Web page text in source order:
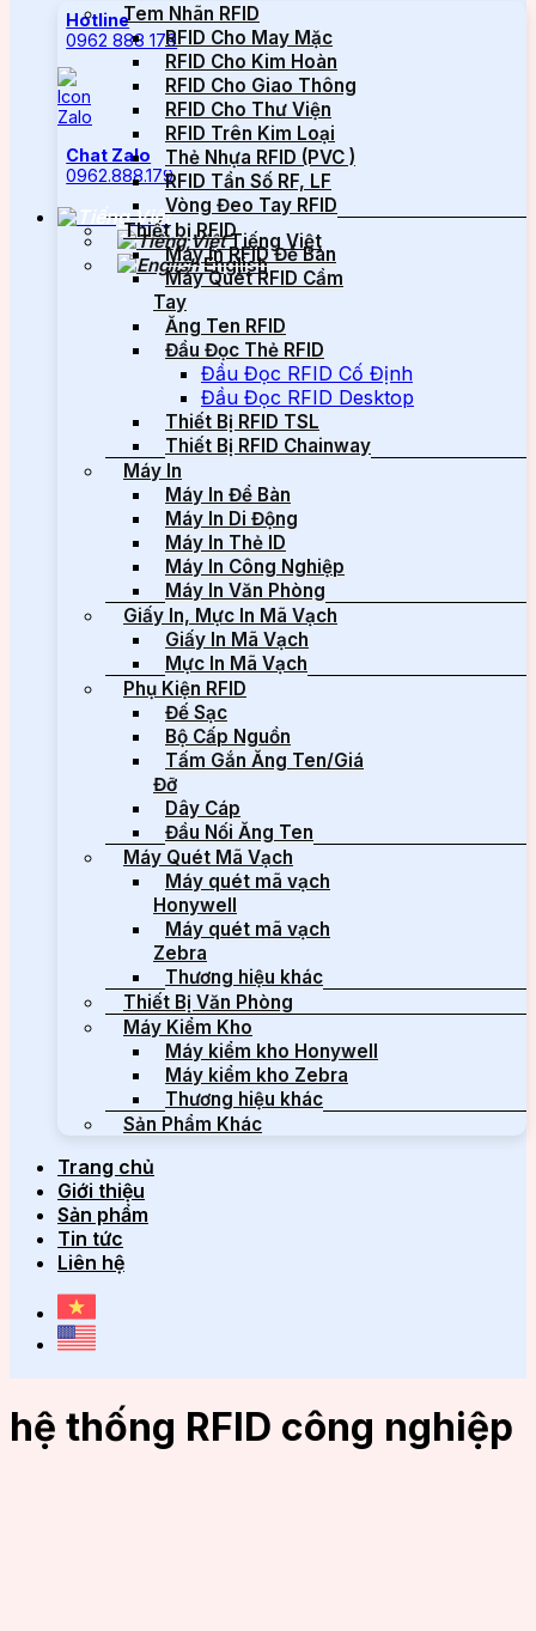
Hotline
0962 888 179
Chat Zalo
0962.888.179
Tiếng Việt
English
Tem Nhãn RFID
RFID Cho May Mặc
RFID Cho Kim Hoàn
RFID Cho Giao Thông
RFID Cho Thư Viện
RFID Trên Kim Loại
Thẻ Nhựa RFID (PVC )
RFID Tần Số RF, LF
Vòng Đeo Tay RFID
Thiết bị RFID
Máy In RFID Để Bàn
Máy Quét RFID Cầm
Tay
Ăng Ten RFID
Đầu Đọc Thẻ RFID
Đầu Đọc RFID Cố Định
Đầu Đọc RFID Desktop
Thiết Bị RFID TSL
Thiết Bị RFID Chainway
Máy In
Máy In Để Bàn
Máy In Di Động
Máy In Thẻ ID
Máy In Công Nghiệp
Máy In Văn Phòng
Giấy In, Mực In Mã Vạch
Giấy In Mã Vạch
Mực In Mã Vạch
Phụ Kiện RFID
Đế Sạc
Bộ Cấp Nguồn
Tấm Gắn Ăng Ten/Giá
Đỡ
Dây Cáp
Đầu Nối Ăng Ten
Máy Quét Mã Vạch
Máy quét mã vạch
Honywell
Máy quét mã vạch
Zebra
Thương hiệu khác
Thiết Bị Văn Phòng
Máy Kiểm Kho
Máy kiểm kho Honywell
Máy kiểm kho Zebra
Thương hiệu khác
Sản Phẩm Khác
Trang chủ
Giới thiệu
Sản phẩm
Tin tức
Liên hệ
hệ thống RFID công nghiệp